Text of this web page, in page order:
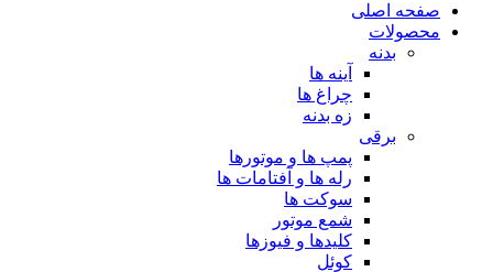
صفحه اصلی
محصولات
بدنه
آینه ها
چراغ ها
زه بدنه
برقی
پمپ ها و موتورها
رله ها و آفتامات ها
سوکت ها
شمع موتور
کلیدها و فیوزها
کوئل